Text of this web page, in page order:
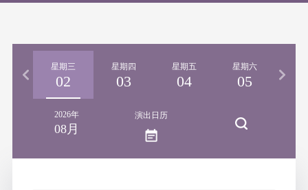
星期三
02
星期四
03
星期五
04
星期六
05
2026年
08月
演出日历